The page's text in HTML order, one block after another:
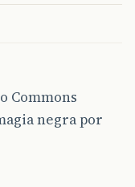
Commons
negra por